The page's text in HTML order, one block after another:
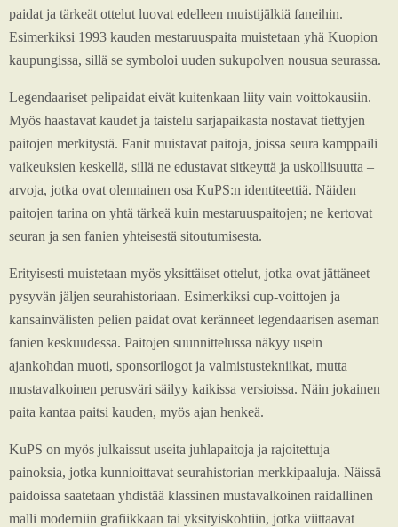
paidat ja tärkeät ottelut luovat edelleen muistijälkiä faneihin.
Esimerkiksi 1993 kauden mestaruuspaita muistetaan yhä Kuopion
kaupungissa, sillä se symboloi uuden sukupolven nousua seurassa.
Legendaariset pelipaidat eivät kuitenkaan liity vain voittokausiin.
Myös haastavat kaudet ja taistelu sarjapaikasta nostavat tiettyjen
paitojen merkitystä. Fanit muistavat paitoja, joissa seura kamppaili
vaikeuksien keskellä, sillä ne edustavat sitkeyttä ja uskollisuutta –
arvoja, jotka ovat olennainen osa KuPS:n identiteettiä. Näiden
paitojen tarina on yhtä tärkeä kuin mestaruuspaitojen; ne kertovat
seuran ja sen fanien yhteisestä sitoutumisesta.
Erityisesti muistetaan myös yksittäiset ottelut, jotka ovat jättäneet
pysyvän jäljen seurahistoriaan. Esimerkiksi cup-voittojen ja
kansainvälisten pelien paidat ovat keränneet legendaarisen aseman
fanien keskuudessa. Paitojen suunnittelussa näkyy usein
ajankohdan muoti, sponsorilogot ja valmistustekniikat, mutta
mustavalkoinen perusväri säilyy kaikissa versioissa. Näin jokainen
paita kantaa paitsi kauden, myös ajan henkeä.
KuPS on myös julkaissut useita juhlapaitoja ja rajoitettuja
painoksia, jotka kunnioittavat seurahistorian merkkipaaluja. Näissä
paidoissa saatetaan yhdistää klassinen mustavalkoinen raidallinen
malli moderniin grafiikkaan tai yksityiskohtiin, jotka viittaavat